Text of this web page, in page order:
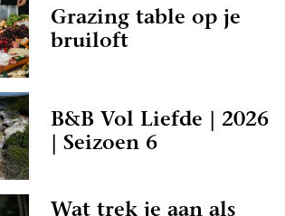
Grazing table op je
bruiloft
B&B Vol Liefde | 2026
| Seizoen 6
Wat trek je aan als